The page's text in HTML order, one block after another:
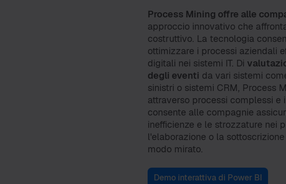
Process Mining offre alle
approccio innovativo che
costruttivo. La tecnologia
ottimizzare i processi aziendali
digitali nei sistemi IT. Di
degli eventi da vari sistemi
sinistri o sistemi CRM, Process
attraverso processi complessi e
consente alle compagnie
inefficienze e le strozzature nei
l'elaborazione o la
modo mirato.
Demo interattiva di Power BI